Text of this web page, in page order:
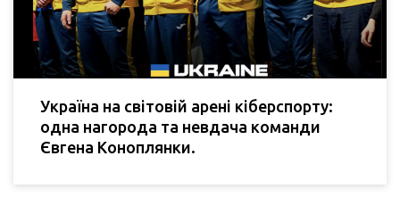
Україна на світовій арені кіберспорту:
одна нагорода та невдача команди
Євгена Коноплянки.